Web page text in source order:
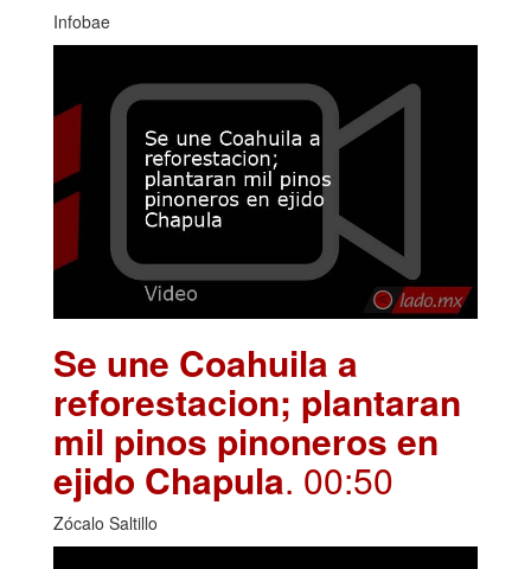
Infobae
Se une Coahuila a
reforestacion; plantaran
mil pinos pinoneros en
ejido Chapula. 00:50
Zócalo Saltillo